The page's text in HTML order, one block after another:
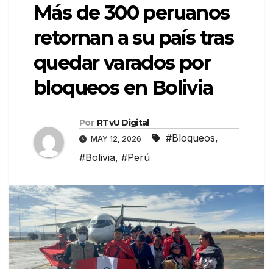
Más de 300 peruanos
retornan a su país tras
quedar varados por
bloqueos en Bolivia
Por RTvU Digital
MAY 12, 2026 #Bloqueos,
#Bolivia, #Perú